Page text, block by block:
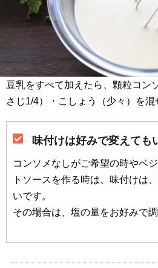
豆乳をすべて加えたら、顆粒コン
さじ1/4）・こしょう（少々）を混
味付けは好みで変えても
コンソメなしがご希望の時やベ
トソースを作る時は、味付けは
いです。
その場合は、塩の量をお好みで